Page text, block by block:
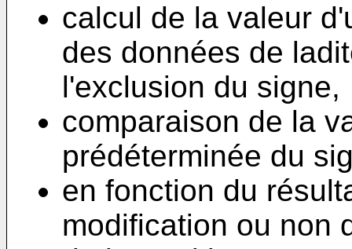
calcul de la valeur
des données de
l'exclusion du signe,
comparaison de la
prédéterminée du
en fonction du
modification ou non